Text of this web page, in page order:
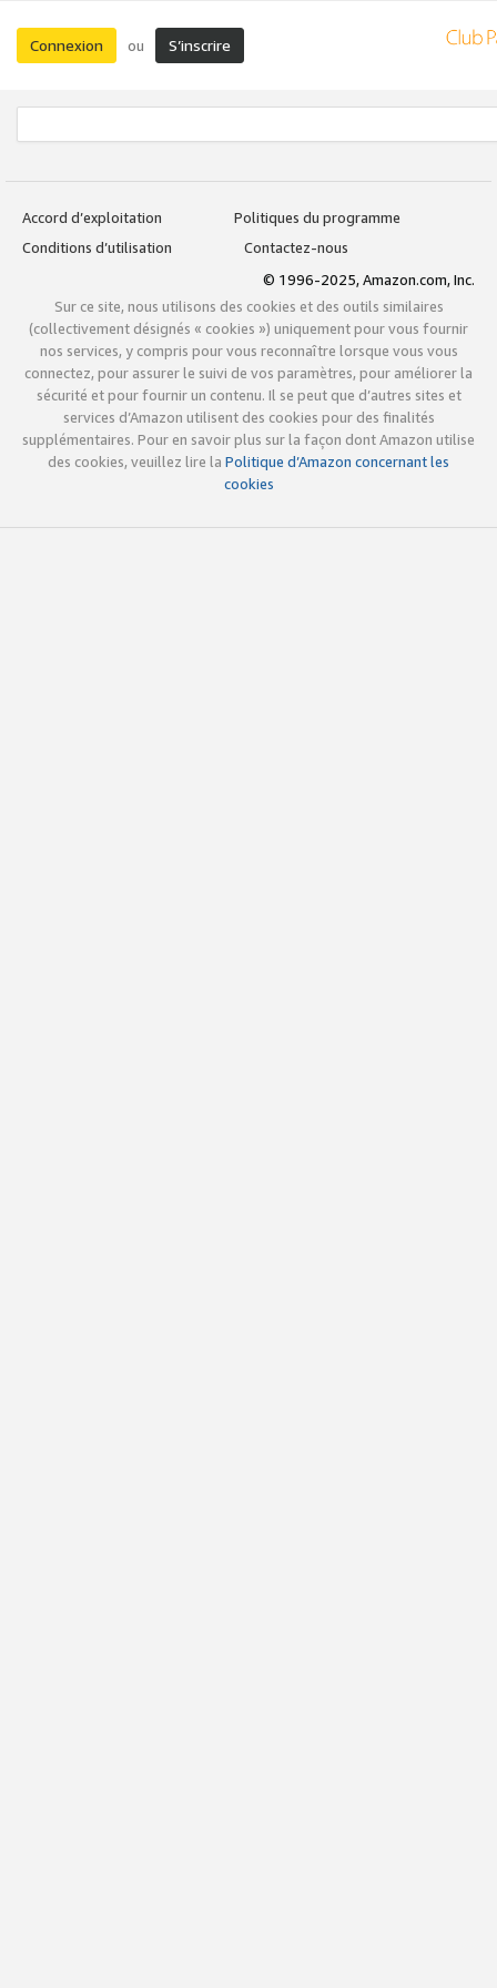
Connexion ou S’inscrire
Accord d’exploitation
Politiques du programme
Conditions d’utilisation
Contactez-nous
© 1996-2025, Amazon.com, Inc.
Sur ce site, nous utilisons des cookies et des outils similaires
(collectivement désignés « cookies ») uniquement pour vous fournir
nos services, y compris pour vous reconnaître lorsque vous vous
connectez, pour assurer le suivi de vos paramètres, pour améliorer la
sécurité et pour fournir un contenu. Il se peut que d’autres sites et
services d’Amazon utilisent des cookies pour des finalités
supplémentaires. Pour en savoir plus sur la façon dont Amazon utilise
des cookies, veuillez lire la Politique d’Amazon concernant les
cookies